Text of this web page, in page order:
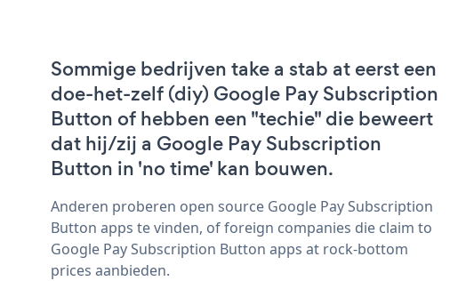
Sommige bedrijven take a stab at eerst een
doe-het-zelf (diy) Google Pay Subscription
Button of hebben een "techie" die beweert
dat hij/zij a Google Pay Subscription
Button in 'no time' kan bouwen.
Anderen proberen open source Google Pay Subscription
Button apps te vinden, of foreign companies die claim to
Google Pay Subscription Button apps at rock-bottom
prices aanbieden.